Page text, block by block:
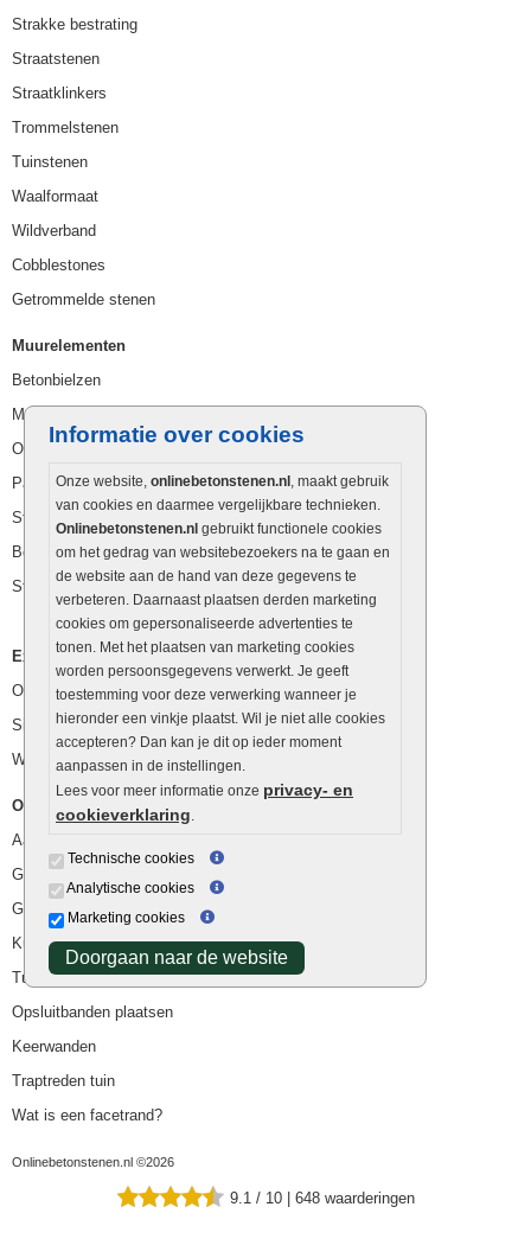
Informatie over cookies
Onze website, onlinebetonstenen.nl, maakt gebruik
van cookies en daarmee vergelijkbare technieken.
Onlinebetonstenen.nl gebruikt functionele cookies
om het gedrag van websitebezoekers na te gaan en
de website aan de hand van deze gegevens te
verbeteren. Daarnaast plaatsen derden marketing
cookies om gepersonaliseerde advertenties te
tonen. Met het plaatsen van marketing cookies
worden persoonsgegevens verwerkt. Je geeft
toestemming voor deze verwerking wanneer je
hieronder een vinkje plaatst. Wil je niet alle cookies
accepteren? Dan kan je dit op ieder moment
aanpassen in de instellingen.
Lees voor meer informatie onze privacy- en
cookieverklaring.
Technische cookies
Analytische cookies
Marketing cookies
Doorgaan naar de website
Strakke bestrating
Straatstenen
Straatklinkers
Trommelstenen
Tuinstenen
Waalformaat
Wildverband
Cobblestones
Getrommelde stenen
Muurelementen
Betonbielzen
Muurstenen
Opsluitbanden
Palissaden
Stapelblokken
Betonblokken
Stapelstenen
Extra benodigdheden
Ophoogzand
Siergrind en siersplit
Waterafvoer
Overig
Aanbiedingen
Goedkope bestrating
Goedkope tuintegels
Kunstgras
Tuintegels outlet
Opsluitbanden plaatsen
Keerwanden
Traptreden tuin
Wat is een facetrand?
Onlinebetonstenen.nl ©2026
9.1 / 10 | 648 waarderingen